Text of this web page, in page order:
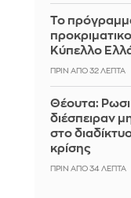
Το
Κύπελλο
ΠΡΙΝ ΑΠΌ 32 ΛΕΠΤΆ
Θέουτα:
διέσπειραν
στο
κρίσης
ΠΡΙΝ ΑΠΌ 34 ΛΕΠΤΆ